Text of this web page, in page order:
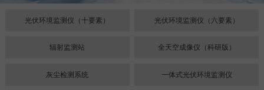
光伏环境监测仪（十要素） 光伏环境监测仪（六要素）
辐射监测站 全天空成像仪（科研版）
灰尘检测系统 一体式光伏环境监测仪